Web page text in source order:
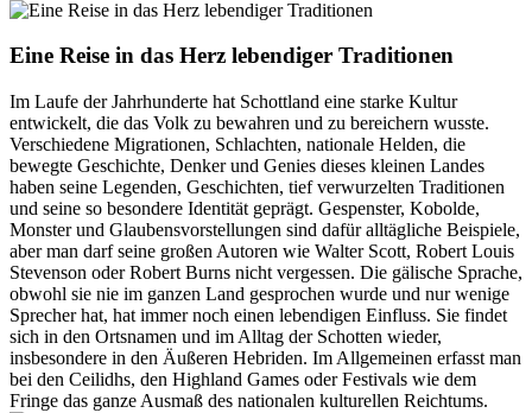
Eine Reise in das Herz lebendiger Traditionen
Im Laufe der Jahrhunderte hat Schottland eine starke Kultur
entwickelt, die das Volk zu bewahren und zu bereichern wusste.
Verschiedene Migrationen, Schlachten, nationale Helden, die
bewegte Geschichte, Denker und Genies dieses kleinen Landes
haben seine Legenden, Geschichten, tief verwurzelten Traditionen
und seine so besondere Identität geprägt. Gespenster, Kobolde,
Monster und Glaubensvorstellungen sind dafür alltägliche Beispiele,
aber man darf seine großen Autoren wie Walter Scott, Robert Louis
Stevenson oder Robert Burns nicht vergessen. Die gälische Sprache,
obwohl sie nie im ganzen Land gesprochen wurde und nur wenige
Sprecher hat, hat immer noch einen lebendigen Einfluss. Sie findet
sich in den Ortsnamen und im Alltag der Schotten wieder,
insbesondere in den Äußeren Hebriden. Im Allgemeinen erfasst man
bei den Ceilidhs, den Highland Games oder Festivals wie dem
Fringe das ganze Ausmaß des nationalen kulturellen Reichtums.